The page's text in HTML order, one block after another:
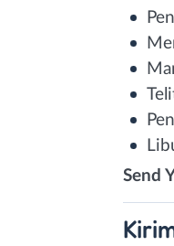
Send